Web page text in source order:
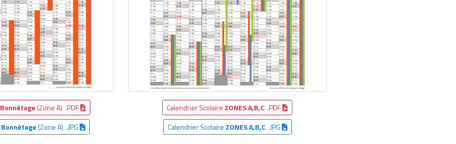
Bonnétage (Zone A) .PDF
Bonnétage(Zone A) .JPG
Calendrier Scolaire ZONES A,B,C .PDF
Calendrier Scolaire ZONES A,B,C.JPG